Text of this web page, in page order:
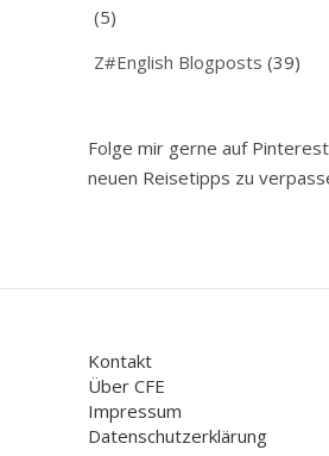
(5)
Z#English Blogposts (39)
Folge mir gerne auf
neuen Reisetipps zu
Kontakt
Über CFE
Impressum
Datenschutzerklärung